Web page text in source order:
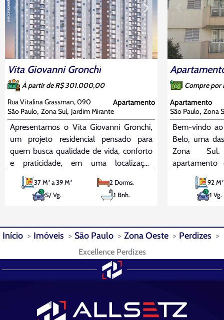
Vita Giovanni Gronchi
À partir de R$ 301.000,00
Rua Vitalina Grassman, 090
Apartamento
São Paulo, Zona Sul, Jardim Mirante
Apresentamos o Vita Giovanni Gronchi,
um projeto residencial pensado para
quem busca qualidade de vida, conforto
e praticidade, em uma localização
privilegiada na Zona Sul de São Paulo. A
apenas 120 metros da estação Giovanni
Gronchi, 700 metros do Carrefour e 750
37 M² a 39 M²
2 Dorms.
S/ Vg.
1 Bnh.
Compre
Apartamento
São Paulo, Zona
Bem-vindo
Belo, uma
Zona Sul.
perfeito
Com uma
uma vista
92 M²
1 Vg.
Início Imóveis São Paulo Zona Oeste Perdizes
Excellence Perdizes